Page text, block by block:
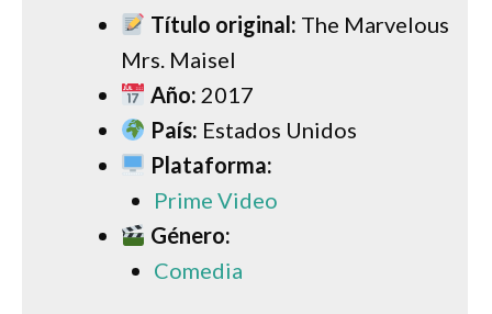
Título original: The Marvelous
Mrs. Maisel
Año: 2017
País: Estados Unidos
Plataforma:
Prime Video
Género:
Comedia